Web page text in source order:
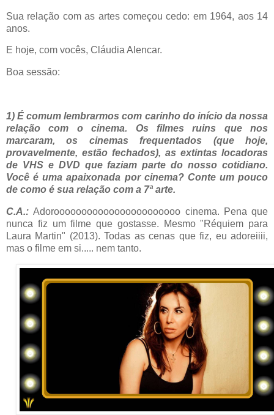
Sua relação com as artes começou cedo: em 1964, aos 14
anos.
E hoje, com vocês, Cláudia Alencar.
Boa sessão:
1) É comum lembrarmos com carinho do início da nossa
relação com o cinema. Os filmes ruins que nos
marcaram, os cinemas frequentados (que hoje,
provavelmente, estão fechados), as extintas locadoras
de VHS e DVD que faziam parte do nosso cotidiano.
Você é uma apaixonada por cinema? Conte um pouco
de como é sua relação com a 7ª arte.
C.A.:Adorooooooooooooooooooooooo cinema. Pena que
nunca fiz um filme que gostasse. Mesmo "Réquiem para
Laura Martin" (2013). Todas as cenas que fiz, eu adoreiiii,
mas o filme em si..... nem tanto.